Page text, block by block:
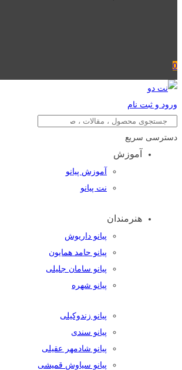
0
ورود و ثبت نام
دسترسی سریع
آموزش
آموزش پیانو
نت پیانو
هنرمندان
پیانو داریوش
پیانو حامد همایون
پیانو سامان جلیلی
پیانو شهره
پیانو زندوکیلی
پیانو سندی
پیانو شادمهر عقیلی
پیانو سیاوش قمیشی